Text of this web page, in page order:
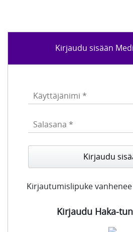
Kirjaudu sisään
Kirjautumislipuke vanhenee
Kirjaudu Haka-